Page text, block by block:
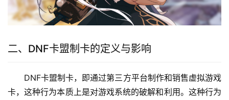
二、DNF卡盟制卡的定义与影响
DNF卡盟制卡，即通过第三方平台制作和销售虚拟游戏
卡，这种行为本质上是对游戏系统的破解和利用。这种行为